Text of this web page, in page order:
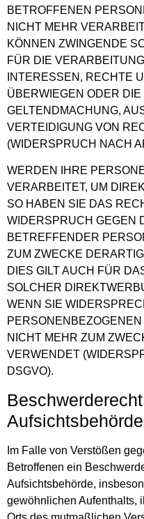
BETROFFENEN
NICHT MEHR
KÖNNEN ZWINGENDE
FÜR DIE
INTERESSEN, RECHTE
ÜBERWIEGEN ODER
GELTENDMACHUNG,
VERTEIDIGUNG VON
(WIDERSPRUCH NACH
WERDEN IHRE
VERARBEITET, UM
SO HABEN SIE DAS
WIDERSPRUCH GEGEN
BETREFFENDER
ZUM ZWECKE
DIES GILT AUCH FÜR
SOLCHER
WENN SIE
NICHT MEHR ZUM
VERWENDET
DSGVO).
Aufsichts­behörde
Im Falle von Verstößen
Betroffenen ein
Aufsichtsbehörde,
gewöhnlichen Aufenthalts,